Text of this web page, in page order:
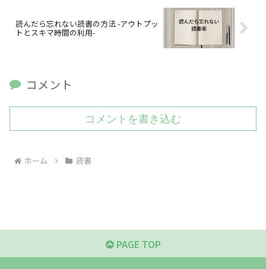
読んだら忘れない読書の方法 -アウトプッ
トとスキマ時間の利用-
コメント
コメントを書き込む
ホーム 読書
PAGE TOP